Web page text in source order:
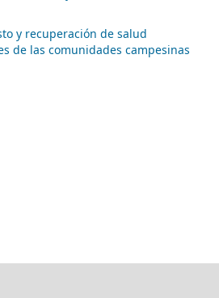
y recuperación de salud
de las comunidades campesinas